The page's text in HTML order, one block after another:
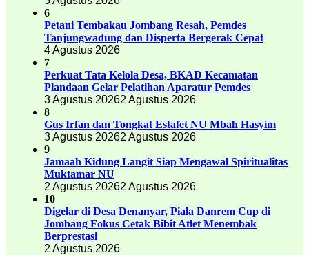
6
Petani Tembakau Jombang Resah, Pemdes
Tanjungwadung dan Disperta Bergerak Cepat
4 Agustus 2026
7
Perkuat Tata Kelola Desa, BKAD Kecamatan
Plandaan Gelar Pelatihan Aparatur Pemdes
3 Agustus 20262 Agustus 2026
8
Gus Irfan dan Tongkat Estafet NU Mbah Hasyim
3 Agustus 20262 Agustus 2026
9
Jamaah Kidung Langit Siap Mengawal Spiritualitas
Muktamar NU
2 Agustus 20262 Agustus 2026
10
Digelar di Desa Denanyar, Piala Danrem Cup di
Jombang Fokus Cetak Bibit Atlet Menembak
Berprestasi
2 Agustus 2026